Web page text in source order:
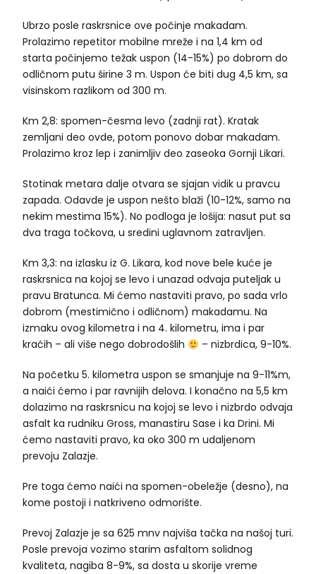
Ubrzo posle raskrsnice ove počinje makadam.
Prolazimo repetitor mobilne mreže i na 1,4 km od
starta počinjemo težak uspon (14-15%) po dobrom do
odličnom putu širine 3 m. Uspon će biti dug 4,5 km, sa
visinskom razlikom od 300 m.
Km 2,8: spomen-česma levo (zadnji rat). Kratak
zemljani deo ovde, potom ponovo dobar makadam.
Prolazimo kroz lep i zanimljiv deo zaseoka Gornji Likari.
Stotinak metara dalje otvara se sjajan vidik u pravcu
zapada. Odavde je uspon nešto blaži (10-12%, samo na
nekim mestima 15%). No podloga je lošija: nasut put sa
dva traga točkova, u sredini uglavnom zatravljen.
Km 3,3: na izlasku iz G. Likara, kod nove bele kuće je
raskrsnica na kojoj se levo i unazad odvaja puteljak u
pravu Bratunca. Mi ćemo nastaviti pravo, po sada vrlo
dobrom (mestimično i odličnom) makadamu. Na
izmaku ovog kilometra i na 4. kilometru, ima i par
kraćih – ali više nego dobrodošlih
– nizbrdica, 9-10%.
Na početku 5. kilometra uspon se smanjuje na 9-11%m,
a naići ćemo i par ravnijih delova. I konačno na 5,5 km
dolazimo na raskrsnicu na kojoj se levo i nizbrdo odvaja
asfalt ka rudniku Gross, manastiru Sase i ka Drini. Mi
ćemo nastaviti pravo, ka oko 300 m udaljenom
prevoju Zalazje.
Pre toga ćemo naići na spomen-obeležje (desno), na
kome postoji i natkriveno odmorište.
Prevoj Zalazje je sa 625 mnv najviša tačka na našoj turi.
Posle prevoja vozimo starim asfaltom solidnog
kvaliteta, nagiba 8-9%, sa dosta u skorije vreme